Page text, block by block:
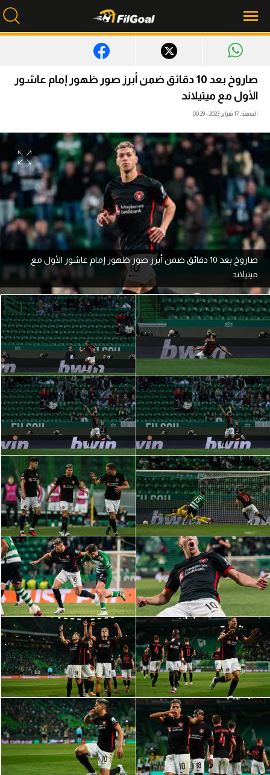
محتوى إخباري
الرئيسية
أخبار
مباريات
ميركاتو
فانتازي في الجول
مسابقة التوقعات
فيديوهات
عدسات
آراء حرة
ركن الألعاب
بطولات
الدوري المصري
الدوري الإنجليزي الممتاز
الدوري الإسباني
الدوري الإيطالي
الدوري الألماني
الدوري الفرنسي
الدوري السعودي للمحترفين
دوري أبطال أوروبا
دوري أبطال إفريقيا
كل البطولات
أقسام
الكرة المصرية
الدوري المصري
الكرة الأوروبية
صاروخ بعد 10 دقائق ضمن أبرز صور ظهور إمام عاشور
الأول مع ميتيلاند
الجمعة، 17 فبراير 2023 - 00:29
صاروخ بعد 10 دقائق ضمن أبرز صور ظهور إمام عاشور الأول مع
ميتيلاند